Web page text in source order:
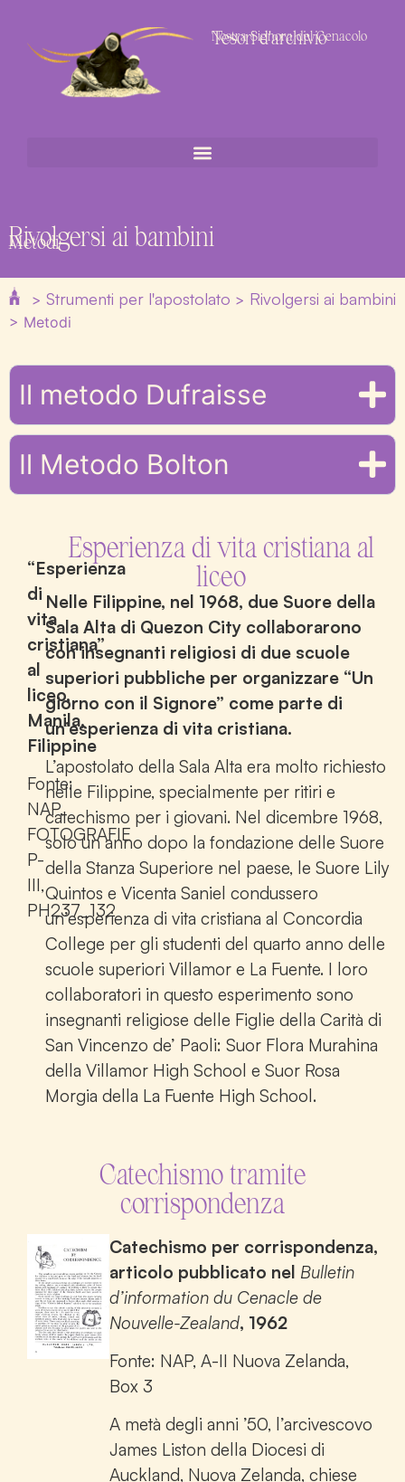
Tesori d'archivio
Nostra Signora del Cenacolo
Rivolgersi ai bambini
Metodi
> Strumenti per l'apostolato > Rivolgersi ai bambini
> Metodi
Il metodo Dufraisse
Il Metodo Bolton
“Esperienza
di
vita
cristiana”
al
liceo,
Manila,
Filippine
Fonte:
NAP,
FOTOGRAFIE
P-
III,
PH237_132
Esperienza di vita cristiana al
liceo
Nelle Filippine, nel 1968, due Suore della
Sala Alta di Quezon City collaborarono
con insegnanti religiosi di due scuole
superiori pubbliche per organizzare “Un
giorno con il Signore” come parte di
un’esperienza di vita cristiana.
L’apostolato della Sala Alta era molto richiesto
nelle Filippine, specialmente per ritiri e
catechismo per i giovani. Nel dicembre 1968,
solo un anno dopo la fondazione delle Suore
della Stanza Superiore nel paese, le Suore Lily
Quintos e Vicenta Saniel condussero
un’esperienza di vita cristiana al Concordia
College per gli studenti del quarto anno delle
scuole superiori Villamor e La Fuente. I loro
collaboratori in questo esperimento sono
insegnanti religiose delle Figlie della Carità di
San Vincenzo de’ Paoli: Suor Flora Murahina
della Villamor High School e Suor Rosa
Morgia della La Fuente High School.
Catechismo per corrispondenza,
articolo pubblicato nel Bulletin
d’information du Cenacle de
Nouvelle-Zealand, 1962
Fonte: NAP, A-II Nuova Zelanda,
Box 3
A metà degli anni ’50, l’arcivescovo
James Liston della Diocesi di
Auckland, Nuova Zelanda, chiese
Catechismo tramite
corrispondenza